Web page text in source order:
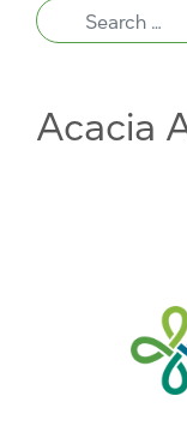
Acacia